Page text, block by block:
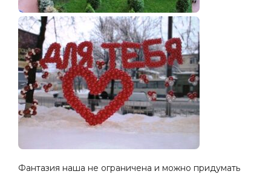
Фантазия наша не ограничена и можно придумать